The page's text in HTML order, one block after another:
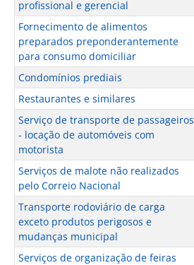
profissional e gerencial
Fornecimento de alimentos
preparados preponderantemente
para consumo domiciliar
Condomínios prediais
Restaurantes e similares
Serviço de transporte de passageiros
- locação de automóveis com
motorista
Serviços de malote não realizados
pelo Correio Nacional
Transporte rodoviário de carga
exceto produtos perigosos e
mudanças municipal
Serviços de organização de feiras